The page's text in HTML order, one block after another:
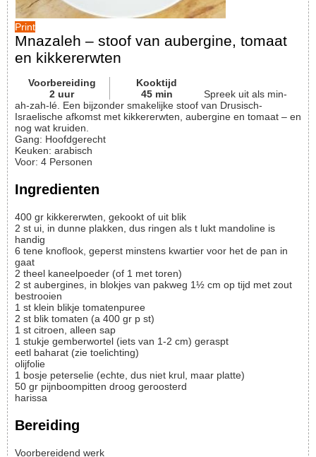
Print
Mnazaleh – stoof van aubergine, tomaat
en kikkererwten
Voorbereiding
2 uur
Kooktijd
45 min
Spreek uit als min-
ah-zah-lé. Een bijzonder smakelijke stoof van Drusisch-
Israelische afkomst met kikkererwten, aubergine en tomaat – en
nog wat kruiden.
Gang: Hoofdgerecht
Keuken: arabisch
Voor: 4 Personen
Ingredienten
400 gr kikkererwten, gekookt of uit blik
2 st ui, in dunne plakken, dus ringen als t lukt mandoline is
handig
6 tene knoflook, geperst minstens kwartier voor het de pan in
gaat
2 theel kaneelpoeder (of 1 met toren)
2 st aubergines, in blokjes van pakweg 1½ cm op tijd met zout
bestrooien
1 st klein blikje tomatenpuree
2 st blik tomaten (a 400 gr p st)
1 st citroen, alleen sap
1 stukje gemberwortel (iets van 1-2 cm) geraspt
eetl baharat (zie toelichting)
olijfolie
1 bosje peterselie (echte, dus niet krul, maar platte)
50 gr pijnboompitten droog geroosterd
harissa
Bereiding
Voorbereidend werk